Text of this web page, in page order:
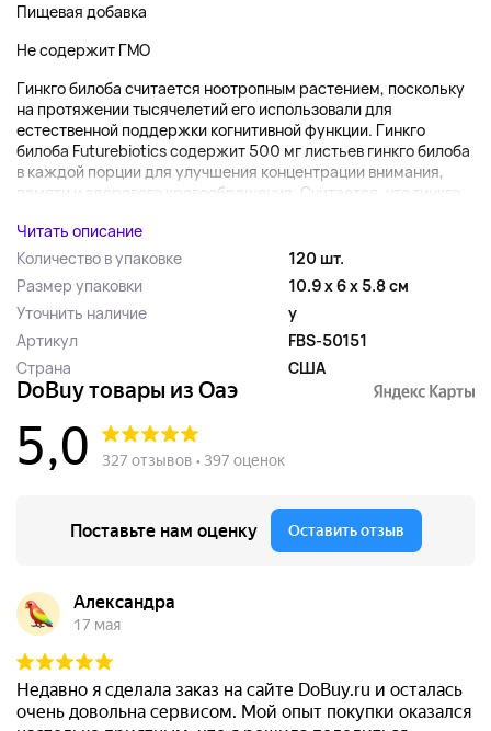
Пищевая добавка
Не содержит ГМО
Гинкго билоба считается ноотропным растением, поскольку
на протяжении тысячелетий его использовали для
естественной поддержки когнитивной функции. Гинкго
билоба Futurebiotics содержит 500 мг листьев гинкго билоба
в каждой порции для улучшения концентрации внимания,
памяти и здорового кровообращения. Считается, что гинкго...
Читать описание
Количество в упаковке
120 шт.
Размер упаковки
10.9 x 6 x 5.8 см
Уточнить наличие
y
Артикул
FBS-50151
Страна
США